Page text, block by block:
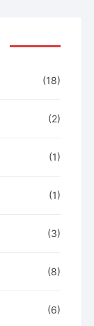
(18)
(2)
(1)
(1)
(3)
(8)
(6)